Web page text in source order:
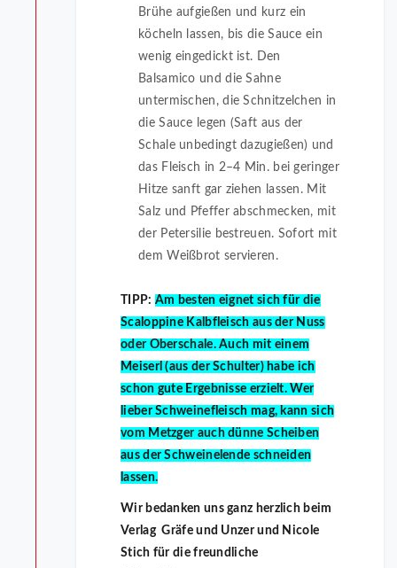
Brühe aufgießen und kurz ein
köcheln lassen, bis die Sauce ein
wenig eingedickt ist. Den
Balsamico und die Sahne
untermischen, die Schnitzelchen in
die Sauce legen (Saft aus der
Schale unbedingt dazugießen) und
das Fleisch in 2–4 Min. bei geringer
Hitze sanft gar ziehen lassen. Mit
Salz und Pfeffer abschmecken, mit
der Petersilie bestreuen. Sofort mit
dem Weißbrot servieren.
TIPP: Am besten eignet sich für die
Scaloppine Kalbfleisch aus der Nuss
oder Oberschale. Auch mit einem
Meiserl (aus der Schulter) habe ich
schon gute Ergebnisse erzielt. Wer
lieber Schweinefleisch mag, kann sich
vom Metzger auch dünne Scheiben
aus der Schweinelende schneiden
lassen.
Wir bedanken uns ganz herzlich beim
Verlag Gräfe und Unzer und Nicole
Stich für die freundliche